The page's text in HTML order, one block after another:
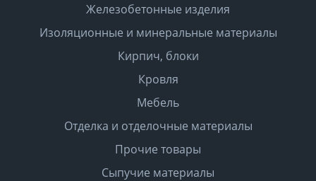
Железобетонные изделия
Изоляционные и минеральные материалы
Кирпич, блоки
Кровля
Мебель
Отделка и отделочные материалы
Прочие товары
Сыпучие материалы